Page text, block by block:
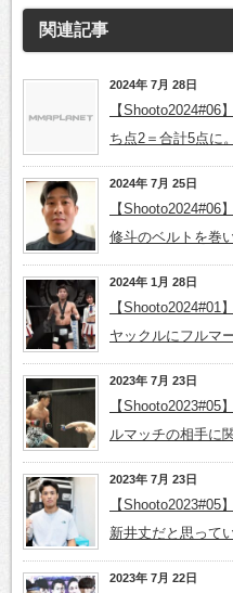
関連記事
2024年 7月 28日
【Shooto2024#06
ち点2＝合計5点に
2024年 7月 25日
【Shooto2024#06
修斗のベルトを巻
2024年 1月 28日
【Shooto2024#01
ヤックルにフルマ
2023年 7月 23日
【Shooto2023#05
ルマッチの相手に
2023年 7月 23日
【Shooto2023#05
新井丈だと思って
2023年 7月 22日